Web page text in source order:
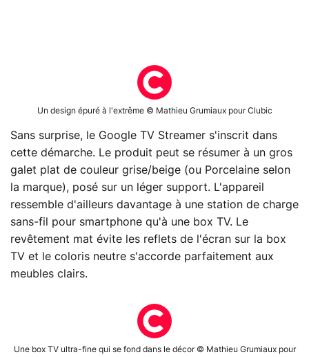
Un design épuré à l'extrême © Mathieu Grumiaux pour Clubic
Sans surprise, le Google TV Streamer s'inscrit dans
cette démarche. Le produit peut se résumer à un gros
galet plat de couleur grise/beige (ou Porcelaine selon
la marque), posé sur un léger support. L'appareil
ressemble d'ailleurs davantage à une station de charge
sans-fil pour smartphone qu'à une box TV. Le
revêtement mat évite les reflets de l'écran sur la box
TV et le coloris neutre s'accorde parfaitement aux
meubles clairs.
Une box TV ultra-fine qui se fond dans le décor © Mathieu Grumiaux pour